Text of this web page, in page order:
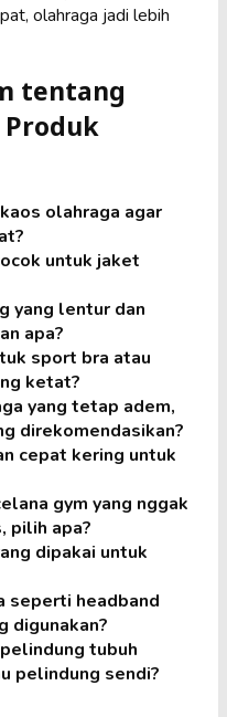
olahraga jadi lebih
tentang
olahraga agar
untuk jaket
yang lentur dan
apa?
sport bra atau
ketat?
yang tetap adem,
direkomendasikan?
cepat kering untuk
gym yang nggak
pilih apa?
dipakai untuk
seperti headband
digunakan?
tubuh
pelindung sendi?